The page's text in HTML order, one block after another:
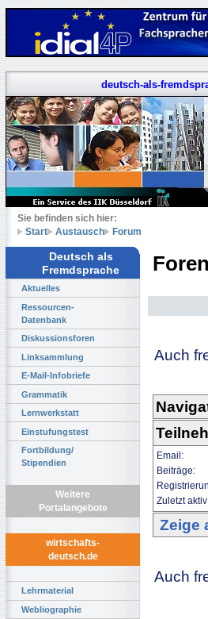
deutsch-als-
Sie befinden sich hier:
Start
Austausch Forum
Deutsch als
Fremdsprache
Aktuelles
Ressourcen-
Datenbank
Diskussionsforen
Linksammlung
E-Mail-Infobriefe
Grammatik
Lernwerkstatt
Einstufungstest
Fortbildung/
Stipendien
Weitere
Portalangebote
wirtschafts-
deutsch.de
Lehrmaterial
Webliographie
Auch
Email:
Beiträge:
Zuletzt
Zeige
Auch